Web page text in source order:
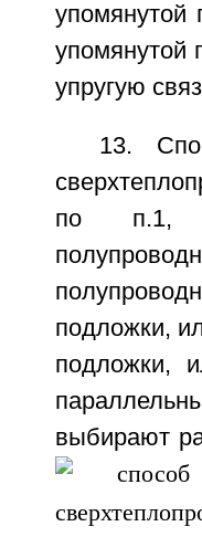
упомянутой
упомянутой
упругую
13.
по п.1,
подложки,
подложки,
выбирают